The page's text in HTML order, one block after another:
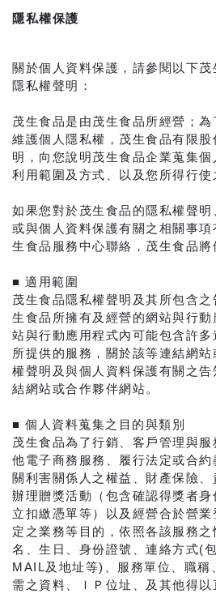
隱私權保護
關於個人資料保護，請參閱以下
隱私權聲明：
茂生食品是由茂生食品所經營；為
維護個人隱私權，茂生食品有限
明，向您說明茂生食品企業蒐集個
利用範圍及方式、以及您所得行使
如果您對於茂生食品的隱私權聲明
或與個人資料保護有關之相關事
生食品服務中心聯絡，茂生食品將
■ 適用範圍
茂生食品隱私權聲明及其所包含
生食品所擁有及經營的網站與行
站與行動應用程式內可能包含許
所提供的服務，關於該等連結網
權聲明及與個人資料保護有關之
結網站或合作夥伴網站。
■ 個人資料蒐集之目的與類別
茂生食品為了行銷、客戶管理與
他電子商務服務、履行法定或合
關利害關係人之權益、財產保險、
辦理贈獎活動（包含確認得獎者
立扣繳憑單等）以及經營合於營
定之業務等目的，依照各該服務
名、生日、身份證號、連絡方式(
MAIL及地址等)、服務單位、職稱
需之資料、ＩＰ位址、及其他得